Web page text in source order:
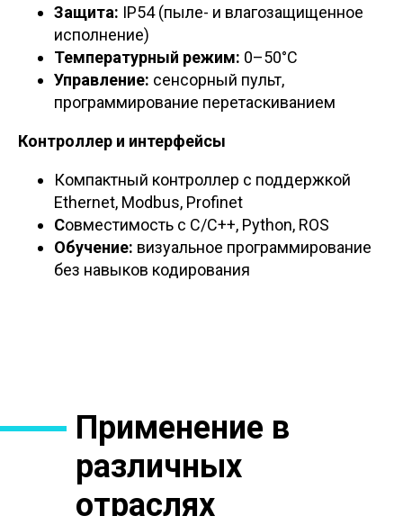
Защита: IP54 (пыле- и влагозащищенное
исполнение)
Температурный режим: 0–50°C
Управление: сенсорный пульт,
программирование перетаскиванием
Контроллер и интерфейсы
Компактный контроллер с поддержкой
Ethernet, Modbus, Profinet
Совместимость с C/C++, Python, ROS
Обучение: визуальное программирование
без навыков кодирования
Применение в
различных
отраслях